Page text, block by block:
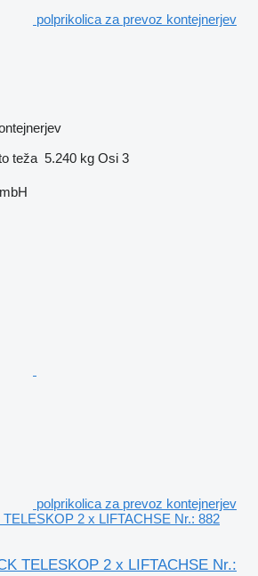
polprikolica za prevoz kontejnerjev
teža 5.240 kg Osi 3
polprikolica za prevoz kontejnerjev
2 x LIFTACHSE Nr.: 882
TELESKOP 2 x LIFTACHSE Nr.: